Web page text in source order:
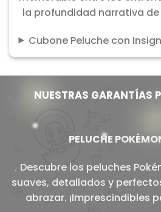
la profundidad narrativa
Cubone Peluche con
NUESTRAS GARANTÍAS
PELUCHE
Descubre los peluches
suaves, detallados y
abrazar. ¡Imprescindibles